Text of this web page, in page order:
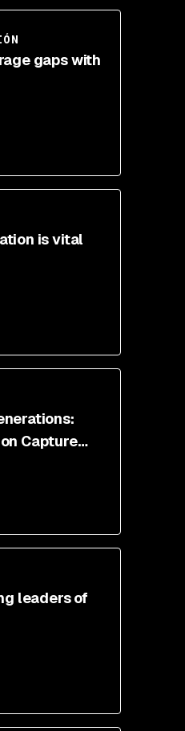
gaps with
is vital
Capture
leaders of